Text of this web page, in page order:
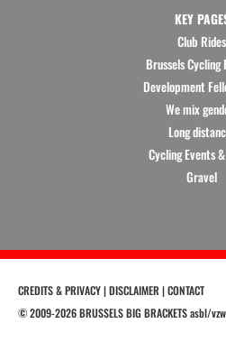
KEY
Club Rides
Brussels Cycling
Development
We mix
Long
Cycling Events
Gravel
CREDITS & PRIVACY|DISCLAIMER |CONTACT
©2009-2026 BRUSSELS BIG BRACKETS asbl/vzw